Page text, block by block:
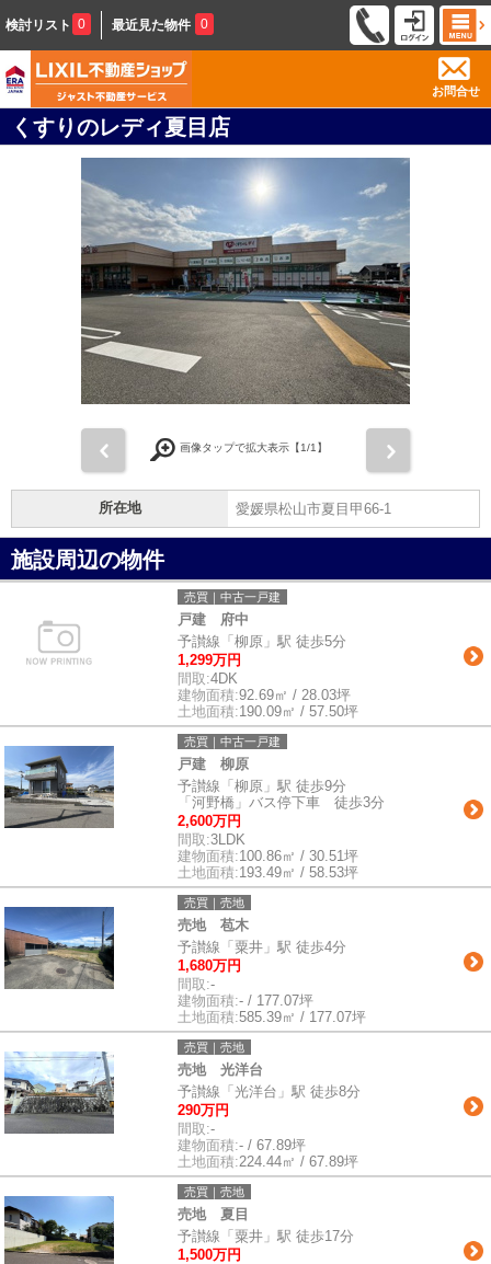
検討リスト 0 最近見た物件 0
お問合せ
くすりのレディ夏目店
画像タップで拡大表示【1/1】
所在地 愛媛県松山市夏目甲66-1
施設周辺の物件
売買｜中古一戸建
戸建 府中
予讃線「柳原」駅 徒歩5分
1,299万円
間取:4DK
建物面積:92.69㎡ / 28.03坪
土地面積:190.09㎡ / 57.50坪
売買｜中古一戸建
戸建 柳原
予讃線「柳原」駅 徒歩9分
「河野橋」バス停下車 徒歩3分
2,600万円
間取:3LDK
建物面積:100.86㎡ / 30.51坪
土地面積:193.49㎡ / 58.53坪
売買｜売地
売地 苞木
予讃線「粟井」駅 徒歩4分
1,680万円
間取:-
建物面積:- / 177.07坪
土地面積:585.39㎡ / 177.07坪
売買｜売地
売地 光洋台
予讃線「光洋台」駅 徒歩8分
290万円
間取:-
建物面積:- / 67.89坪
土地面積:224.44㎡ / 67.89坪
売買｜売地
売地 夏目
予讃線「粟井」駅 徒歩17分
1,500万円